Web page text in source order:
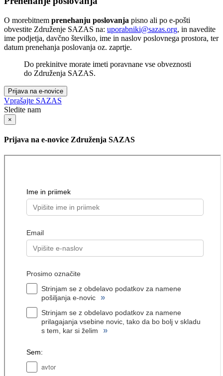
O morebitnem prenehanju poslovanja pisno ali po e-pošti
obvestite Združenje SAZAS na: uporabniki@sazas.org, in navedite
ime podjetja, davčno številko, ime in naslov poslovnega prostora, ter
datum prenehanja poslovanja oz. zaprtje.
Do prekinitve morate imeti poravnane vse obveznosti
do Združenja SAZAS.
Prijava na e-novice
Vprašajte SAZAS
Sledite nam
×
Prijava na e-novice Združenja SAZAS